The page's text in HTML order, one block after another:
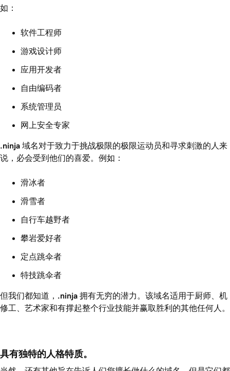
如：
软件工程师
游戏设计师
应用开发者
自由编码者
系统管理员
网上安全专家
.ninja 域名对于致力于挑战极限的极限运动员和寻求刺激的人来
说，必会受到他们的喜爱。例如：
滑冰者
滑雪者
自行车越野者
攀岩爱好者
定点跳伞者
特技跳伞者
但我们都知道， .ninja 拥有无穷的潜力。该域名适用于厨师、机
修工、艺术家和有撑起整个行业技能并赢取胜利的其他任何人。
具有独特的人格特质。